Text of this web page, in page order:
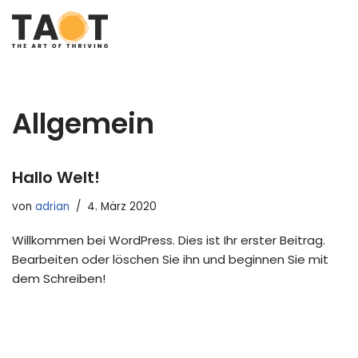
Zum
Allgemein
Hallo Welt!
von adrian 4. März 2020
Willkommen bei WordPress. Dies ist Ihr erster Beitrag.
Bearbeiten oder löschen Sie ihn und beginnen Sie mit
dem Schreiben!